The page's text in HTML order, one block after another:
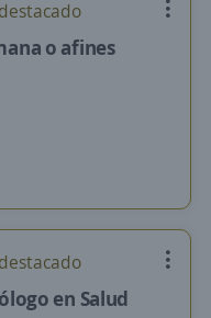
o afines
en Salud